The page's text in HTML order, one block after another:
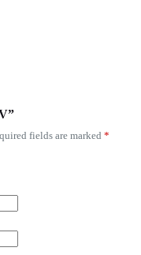
fields are marked *